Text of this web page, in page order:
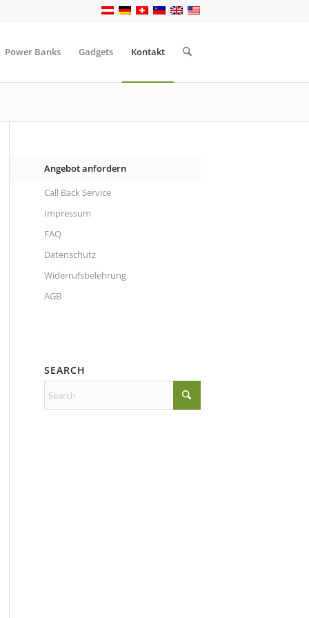
Power Banks Gadgets Kontakt
Angebot anfordern
Call Back Service
Impressum
FAQ
Datenschutz
Widerrufsbelehrung
AGB
SEARCH